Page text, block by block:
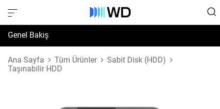
Genel Bakış
Özellikler
Ana Sayfa Tüm Ürünler
Sabit Disk (HDD)
Taşınabilir HDD